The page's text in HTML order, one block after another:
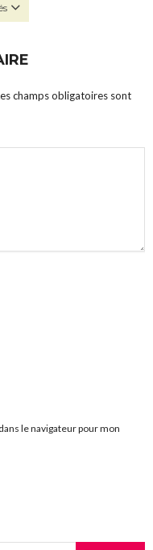
champs obligatoires sont
le navigateur pour mon